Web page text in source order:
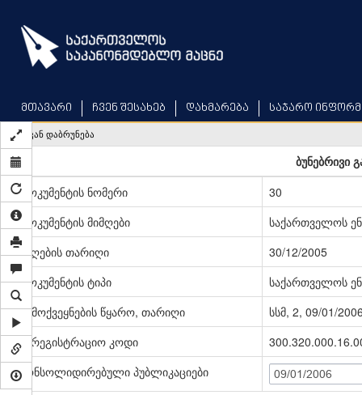
main
content
მთავარი ჩვენ შესახებ დახმარება საჯარო
უკან დაბრუნება
ბუნებრივი
დოკუმენტის ნომერი
30
დოკუმენტის მიმღები
საქართველოს
მიღების თარიღი
30/12/2005
დოკუმენტის ტიპი
საქართველოს
გამოქვეყნების წყარო, თარიღი
სსმ, 2, 09/01/
სარეგისტრაციო კოდი
კონსოლიდირებული პუბლიკაციები
09/01/2006